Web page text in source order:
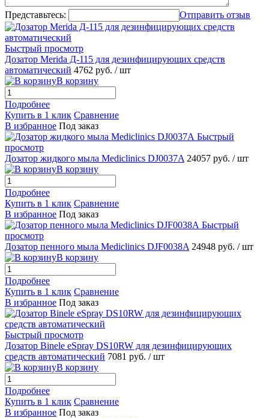
Представьтесь: Отправить отзыв
Быстрый просмотр
Дозатор Merida Д-115 для дезинфицирующих средств
автоматический 4762 руб. / шт
В корзину
Подробнее
Купить в 1 клик Сравнение
В избранное Под заказ
Быстрый
просмотр
Дозатор жидкого мыла Mediclinics DJ0037A 24057 руб. / шт
В корзину
Подробнее
Купить в 1 клик Сравнение
В избранное Под заказ
Быстрый
просмотр
Дозатор пенного мыла Mediclinics DJF0038A 24948 руб. / шт
В корзину
Подробнее
Купить в 1 клик Сравнение
В избранное Под заказ
Быстрый просмотр
Дозатор Binele eSpray DS10RW для дезинфицирующих
средств автоматический 7081 руб. / шт
В корзину
Подробнее
Купить в 1 клик Сравнение
В избранное Под заказ